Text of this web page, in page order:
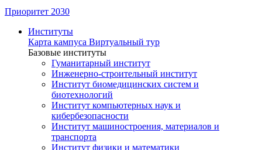
Приоритет 2030
Институты
Карта кампуса Виртуальный тур
Базовые институты
Гуманитарный институт
Инженерно-строительный институт
Институт биомедицинских систем и
биотехнологий
Институт компьютерных наук и
кибербезопасности
Институт машиностроения, материалов и
транспорта
Институт физики и математики